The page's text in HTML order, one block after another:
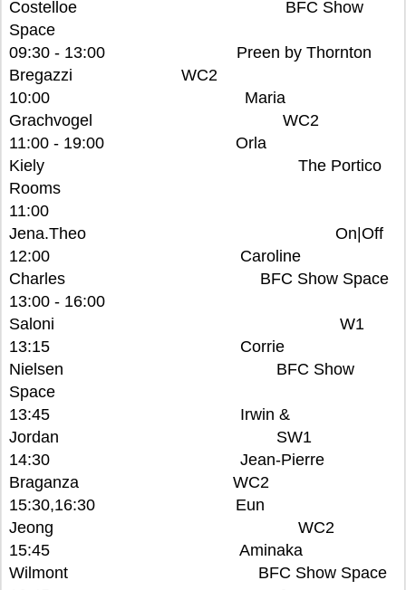
Costelloe BFC Show
Space
09:30 - 13:00 Preen by Thornton
Bregazzi WC2
10:00 Maria
Grachvogel WC2
11:00 - 19:00 Orla
Kiely The Portico
Rooms
11:00
Jena.Theo On|Off
12:00 Caroline
Charles BFC Show Space
13:00 - 16:00
Saloni W1
13:15 Corrie
Nielsen BFC Show
Space
13:45 Irwin &
Jordan SW1
14:30 Jean-Pierre
Braganza WC2
15:30,16:30 Eun
Jeong WC2
15:45 Aminaka
Wilmont BFC Show Space